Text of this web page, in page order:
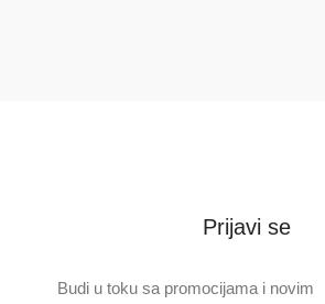
Prijavi se
Budi u toku sa promocijama i novim